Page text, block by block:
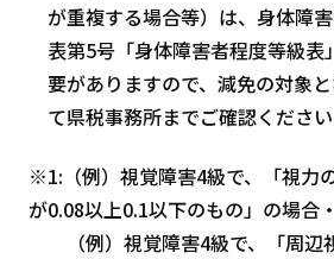
が重複する場合等）は、身体障
表第5号「身体障害者程度等級
要がありますので、減免の対象
て県税事務所までご確認ください
※1:（例）視覚障害4級で、「視力
が0.08以上0.1以下のもの」の場合
（例）視覚障害4級で、「周辺